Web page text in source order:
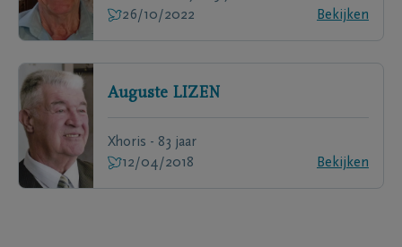
26/10/2022
Bekijken
Auguste LIZEN
Xhoris - 83 jaar
12/04/2018
Bekijken